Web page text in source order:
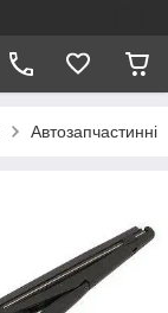
Автозапчастинні